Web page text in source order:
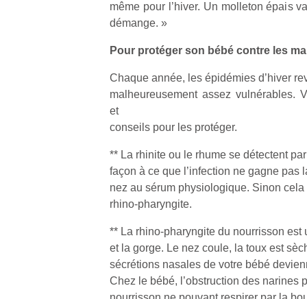
même pour l’hiver. Un molleton épais
démange. »
Pour protéger son bébé contre les
Chaque année, les épidémies d’hiver
malheureusement assez vulnérables.
et
conseils pour les protéger.
** La rhinite ou le rhume se détectent
façon à ce que l’infection ne gagne pas
nez au sérum physiologique. Sinon
rhino-pharyngite.
** La rhino-pharyngite du nourrisson est
et la gorge. Le nez coule, la toux est
sécrétions nasales de votre bébé
Chez le bébé, l’obstruction des narines
…